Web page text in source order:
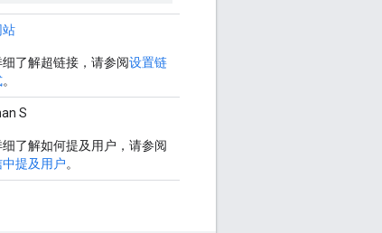
站
了解超链接，请参阅设置链
。
S
了解如何提及用户，请参阅
提及用户。